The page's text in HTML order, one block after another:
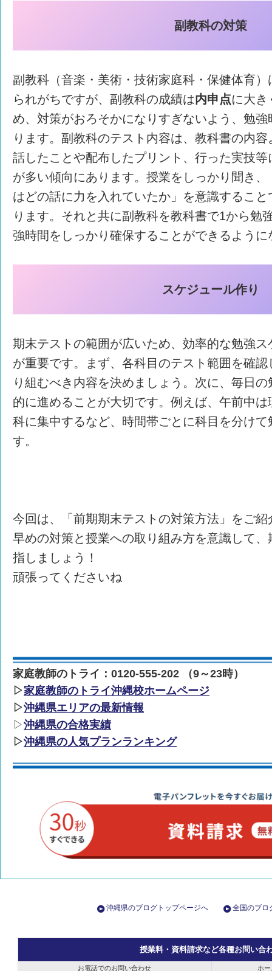
副教科の対策
副教科（音楽・美術・技術家庭科・保健体育
られがちですが、副教科の成績は内申点に大き
め、対策がおろそかになりすぎないよう、勉
ります。副教科のテスト内容は、教科書の内
話したことや配布したプリント、行った実技
が多い傾向にあります。授業をしっかり聞き
はどの話に力を入れていたか」を意識するこ
ります。それと共に副教科を教科書で1から勉
強時間をしっかり確保することができるように
スケジュール作り
期末テストの範囲が広いため、効率的な勉強
が重要です。まず、各科目のテスト範囲を確
り組むべき内容を決めましょう。次に、毎日
的に進めることが大切です。例えば、午前中
科に集中するなど、時間帯ごとに科目を分け
す。
今回は、「前期期末テストの対策方法」をご紹
早めの対策と授業への取り組み方を意識して
指しましょう！
頑張ってくださいね
家庭教師のトライ：0120-555-202 （9～23時）
▷家庭教師のトライ沖縄校ホームページ
▷沖縄県エリアの最新情報
▷沖縄県の合格実績
▷沖縄県の人気プランランキング
沖縄県のブログトップページへ 全国のブロ
授業料・資料請求など各種お問い合
お電話でのお問い合わせ ホ